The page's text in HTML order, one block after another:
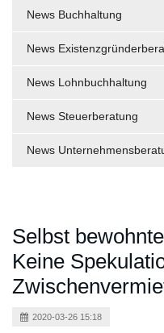
News Buchhaltung
News
News Lohnbuchhaltung
News Steuerberatung
News
Selbst
Keine
2020-03-26 15:18